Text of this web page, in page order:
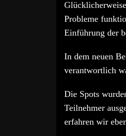
Probleme
Einführung der
In dem neuen
verantwortlich
Die Spots
Teilnehmer
erfahren wir